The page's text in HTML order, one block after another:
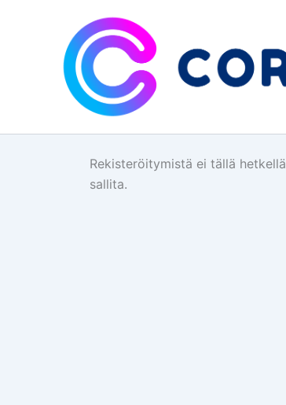
Rekisteröitymistä ei tällä hetkellä
sallita.